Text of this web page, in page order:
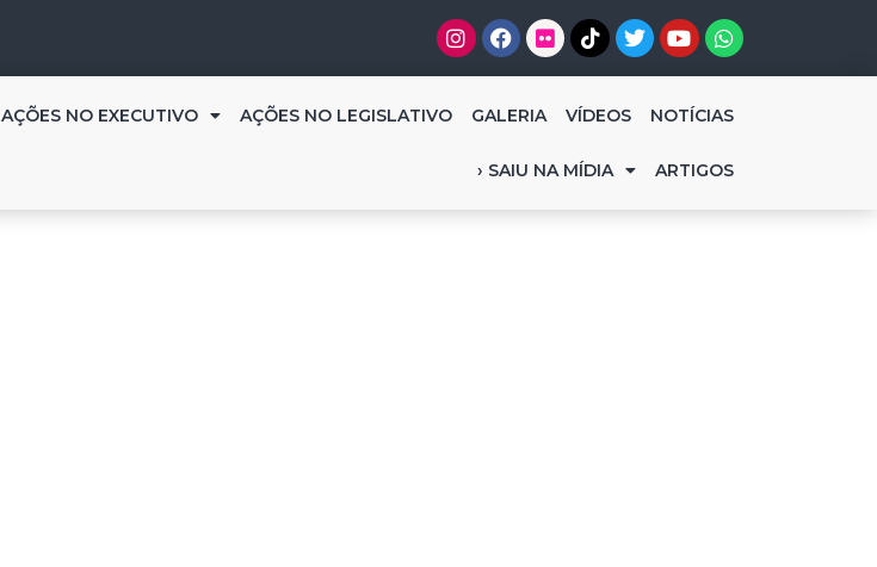
AÇÕES NO EXECUTIVO AÇÕES NO LEGISLATIVO GALERIA VÍDEOS NOTÍCIAS
› SAIU NA MÍDIA ARTIGOS